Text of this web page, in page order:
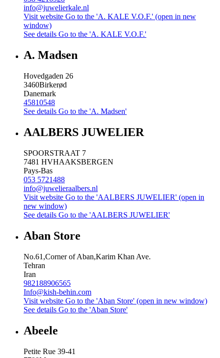
info@juwelierkale.nl
Visit website Go to the 'A. KALE V.O.F.' (open in new
window)
See details Go to the 'A. KALE V.O.F.'
A. Madsen
Hovedgaden 26
3460Birkerød
Danemark
45810548
See details Go to the 'A. Madsen'
AALBERS JUWELIER
SPOORSTRAAT 7
7481 HVHAAKSBERGEN
Pays-Bas
053 5721488
info@juwelieraalbers.nl
Visit website Go to the 'AALBERS JUWELIER' (open in
new window)
See details Go to the 'AALBERS JUWELIER'
Aban Store
No.61,Corner of Aban,Karim Khan Ave.
Tehran
Iran
982188906565
Info@kish-behin.com
Visit website Go to the 'Aban Store' (open in new window)
See details Go to the 'Aban Store'
Abeele
Petite Rue 39-41